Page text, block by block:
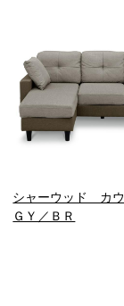
シャーウッド カ
ＧＹ／ＢＲ